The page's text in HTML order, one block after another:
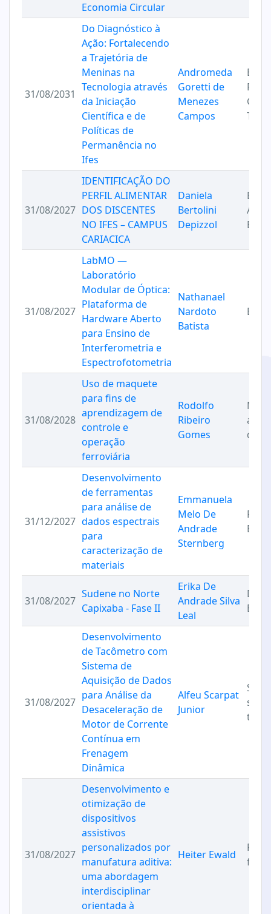
Economia Circular
31/08/2031
Do Diagnóstico à
Ação: Fortalecendo
a Trajetória de
Meninas na
Tecnologia através
da Iniciação
Científica e de
Políticas de
Permanência no
Ifes
Andromeda
Goretti de
Menezes
Campos
31/08/2027
IDENTIFICAÇÃO DO
PERFIL ALIMENTAR
DOS DISCENTES
NO IFES – CAMPUS
CARIACICA
Daniela
Bertolini
Depizzol
31/08/2027
LabMO —
Laboratório
Modular de Óptica:
Plataforma de
Hardware Aberto
para Ensino de
Interferometria e
Espectrofotometria
Nathanael
Nardoto
Batista
31/08/2028
Uso de maquete
para fins de
aprendizagem de
controle e
operação
ferroviária
Rodolfo
Ribeiro
Gomes
31/12/2027
Desenvolvimento
de ferramentas
para análise de
dados espectrais
para
caracterização de
materiais
Emmanuela
Melo De
Andrade
Sternberg
Física
31/08/2027
Sudene no Norte
Capixaba - Fase II
Erika De
Andrade Silva
Leal
31/08/2027
Desenvolvimento
de Tacômetro com
Sistema de
Aquisição de Dados
para Análise da
Desaceleração de
Motor de Corrente
Contínua em
Frenagem
Dinâmica
Alfeu Scarpat
Junior
31/08/2027
Desenvolvimento e
otimização de
dispositivos
assistivos
personalizados por
manufatura aditiva:
uma abordagem
interdisciplinar
orientada à
Heiter Ewald